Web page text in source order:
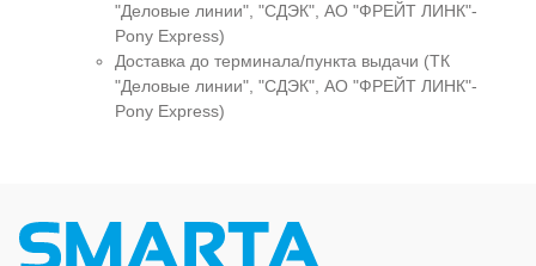
"Деловые линии", "СДЭК", АО "ФРЕЙТ ЛИНК"-
Pony Express)
Доставка до терминала/пункта выдачи (ТК
"Деловые линии", "СДЭК", АО "ФРЕЙТ ЛИНК"-
Pony Express)